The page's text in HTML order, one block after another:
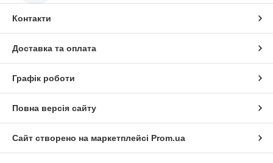
Контакти
Доставка та оплата
Графік роботи
Повна версія сайту
Сайт створено на маркетплейсі Prom.ua